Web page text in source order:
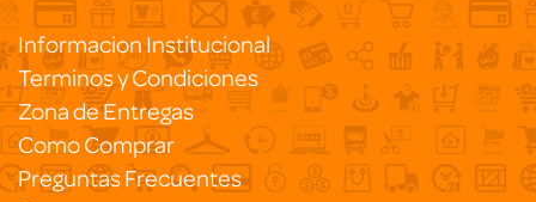
Informacion Institucional
Terminos y Condiciones
Zona de Entregas
Como Comprar
Preguntas Frecuentes